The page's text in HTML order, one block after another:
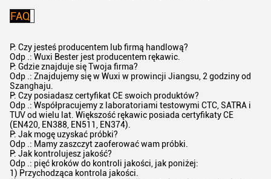
FAQ
P: Czy jesteś producentem lub firmą handlową?
Odp .: Wuxi Bester jest producentem rękawic.
P: Gdzie znajduje się Twoja firma?
Odp .: Znajdujemy się w Wuxi w prowincji Jiangsu, 2 godziny od
Szanghaju.
P: Czy posiadasz certyfikat CE swoich produktów?
Odp .: Współpracujemy z laboratoriami testowymi CTC, SATRA i
TUV od wielu lat. Większość rękawic posiada certyfikaty CE
(EN420, EN388, EN511, EN374).
P: Jak mogę uzyskać próbki?
Odp .: Mamy zaszczyt zaoferować wam próbki.
P: Jak kontrolujesz jakość?
Odp .: pięć kroków do kontroli jakości, jak poniżej:
1) Przychodząca kontrola jakości.